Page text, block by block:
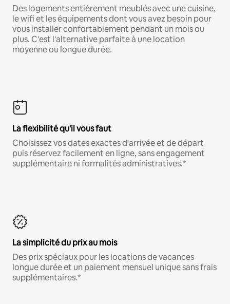
Des logements entièrement meublés avec une cuisine,
le wifi et les équipements dont vous avez besoin pour
vous installer confortablement pendant un mois ou
plus. C'est l'alternative parfaite à une location
moyenne ou longue durée.
La flexibilité qu'il vous faut
Choisissez vos dates exactes d'arrivée et de départ
puis réservez facilement en ligne, sans engagement
supplémentaire ni formalités administratives.*
La simplicité du prix au mois
Des prix spéciaux pour les locations de vacances
longue durée et un paiement mensuel unique sans frais
supplémentaires.*